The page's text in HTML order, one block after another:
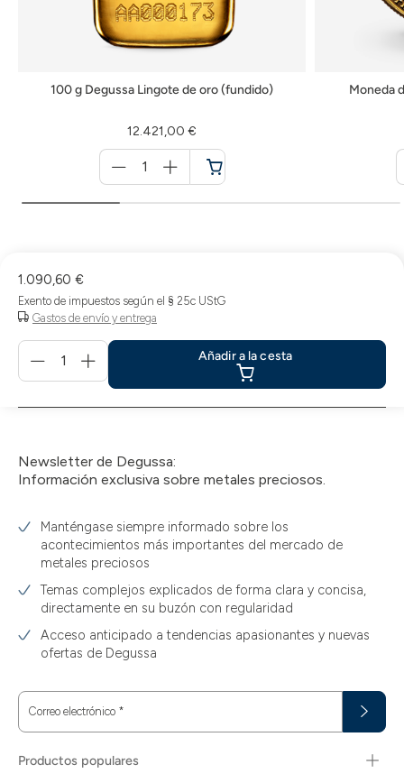
100 g Degussa Lingote de oro (fundido)
12.421,00 €
für
Cesta
de
Moneda
1.090,60 €
Exento de impuestos según el § 25c UStG
Gastos de envío y entrega
Añadir
la
Añadir a la cesta
Newsletter de Degussa:
Información exclusiva sobre metales preciosos.
Manténgase siempre informado sobre los
acontecimientos más importantes del mercado de
metales preciosos
Temas complejos explicados de forma clara y concisa,
directamente en su buzón con regularidad
Acceso anticipado a tendencias apasionantes y nuevas
ofertas de Degussa
Correo electrónico *
Productos populares